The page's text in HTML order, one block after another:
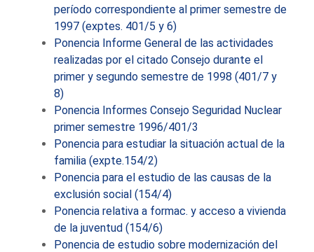
período correspondiente al primer semestre de
1997 (exptes. 401/5 y 6)
Ponencia Informe General de las actividades
realizadas por el citado Consejo durante el
primer y segundo semestre de 1998 (401/7 y
8)
Ponencia Informes Consejo Seguridad Nuclear
primer semestre 1996/401/3
Ponencia para estudiar la situación actual de la
familia (expte.154/2)
Ponencia para el estudio de las causas de la
exclusión social (154/4)
Ponencia relativa a formac. y acceso a vivienda
de la juventud (154/6)
Ponencia de estudio sobre modernización del